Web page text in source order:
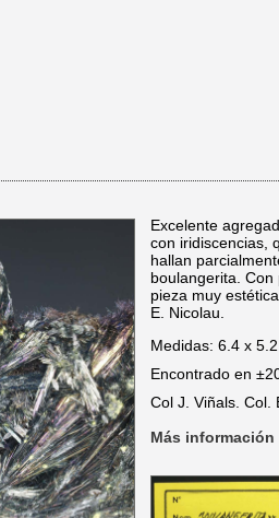
Excelente
con iridiscencias,
hallan
boulangerita.
pieza muy
E. Nicolau.
Medidas: 6.4 x
Encontrado en
Col J. Viñals. Col.
Más información